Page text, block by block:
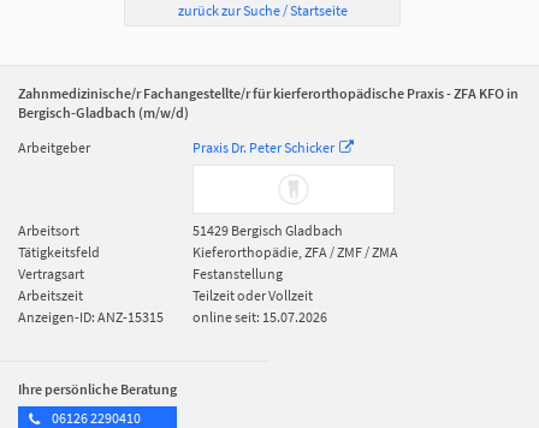
zurück zur Suche / Startseite
Zahnmedizinische/r Fachangestellte/r für kierferorthopädische Praxis - ZFA KFO in
Bergisch-Gladbach (m/w/d)
Arbeitgeber
Praxis Dr. Peter Schicker
Arbeitsort 51429 Bergisch Gladbach
Tätigkeitsfeld
Kieferorthopädie, ZFA / ZMF / ZMA
Vertragsart
Festanstellung
Arbeitszeit
Teilzeit oder Vollzeit
Anzeigen-ID: ANZ-15315
online seit: 15.07.2026
Ihre persönliche Beratung
06126 2290410